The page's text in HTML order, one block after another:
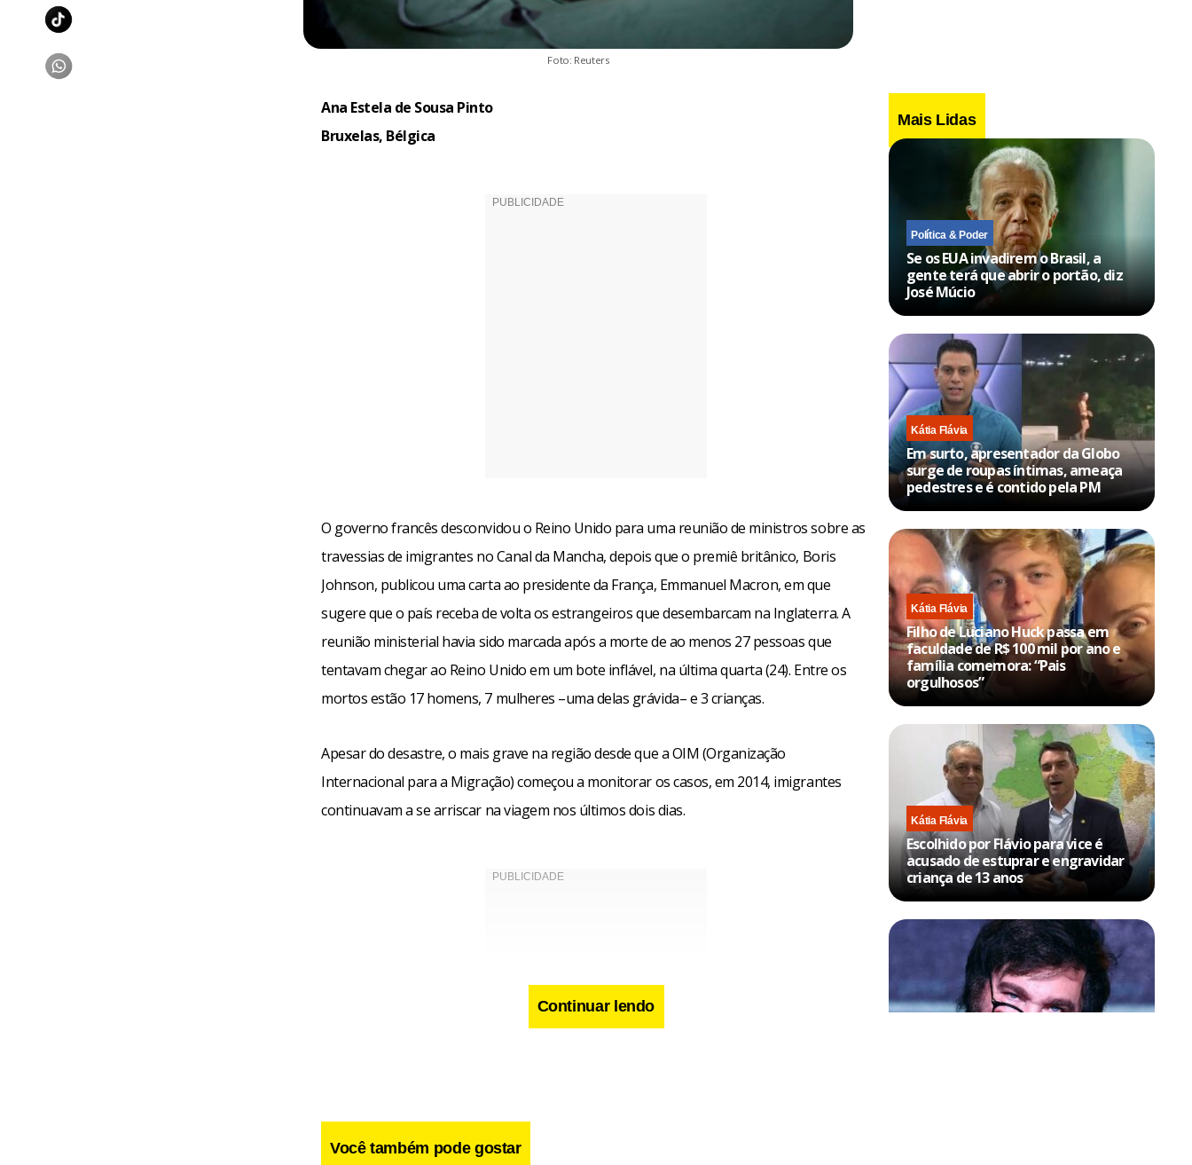
Foto: Reuters
Ana Estela de Sousa Pinto
Bruxelas, Bélgica
O governo francês desconvidou o Reino Unido para uma reunião de ministros sobre as
travessias de imigrantes no Canal da Mancha, depois que o premiê britânico, Boris
Johnson, publicou uma carta ao presidente da França, Emmanuel Macron, em que
sugere que o país receba de volta os estrangeiros que desembarcam na Inglaterra. A
reunião ministerial havia sido marcada após a morte de ao menos 27 pessoas que
tentavam chegar ao Reino Unido em um bote inflável, na última quarta (24). Entre os
mortos estão 17 homens, 7 mulheres –uma delas grávida– e 3 crianças.
Apesar do desastre, o mais grave na região desde que a OIM (Organização
Internacional para a Migração) começou a monitorar os casos, em 2014, imigrantes
continuavam a se arriscar na viagem nos últimos dois dias.
Continuar lendo
Você também pode gostar
Mais Lidas
Política & Poder
Se os EUA invadirem o Brasil, a
gente terá que abrir o portão, diz
José Múcio
Kátia Flávia
Em surto, apresentador da Globo
surge de roupas íntimas, ameaça
pedestres e é contido pela PM
Kátia Flávia
Filho de Luciano Huck passa em
faculdade de R$ 100 mil por ano e
família comemora: “Pais
orgulhosos”
Kátia Flávia
Escolhido por Flávio para vice é
acusado de estuprar e engravidar
criança de 13 anos